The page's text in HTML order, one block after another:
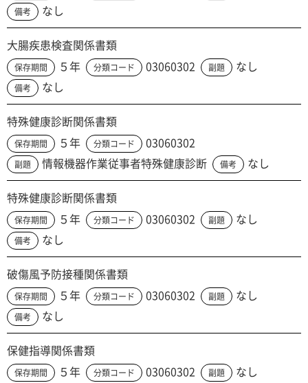
備考 なし
大腸疾患検査関係書類
保存期間 ５年 分類コード 03060302 副題 なし
備考 なし
特殊健康診断関係書類
保存期間 ５年 分類コード 03060302
副題 情報機器作業従事者特殊健康診断 備考 なし
特殊健康診断関係書類
保存期間 ５年 分類コード 03060302 副題 なし
備考 なし
破傷風予防接種関係書類
保存期間 ５年 分類コード 03060302 副題 なし
備考 なし
保健指導関係書類
保存期間 ５年 分類コード 03060302 副題 なし